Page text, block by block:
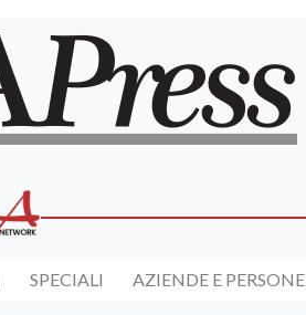
SPECIALI AZIENDE E PERSONE